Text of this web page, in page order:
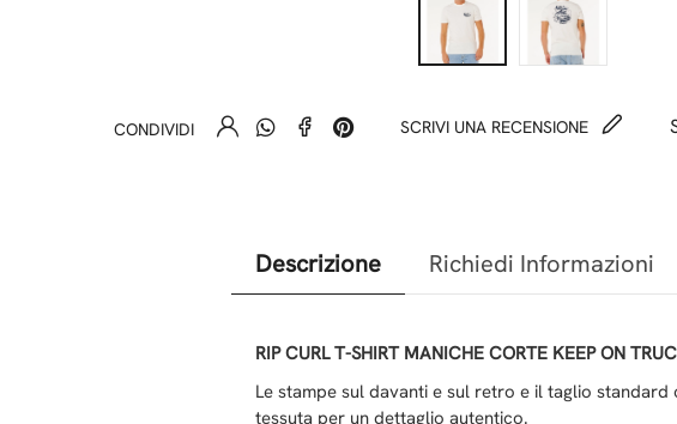
CONDIVIDI SCRIVI UNA RECENSIONE
Descrizione Richiedi Informazioni
RIP CURL T-SHIRT MANICHE CORTE KEEP ON
Le stampe sul davanti e sul retro e il taglio
tessuta per un dettaglio autentico.